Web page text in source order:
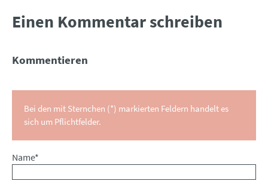
Einen Kommentar schreiben
Kommentieren
Bei den mit Sternchen (*) markierten Feldern handelt es
sich um Pflichtfelder.
Pflichtfeld
Name*